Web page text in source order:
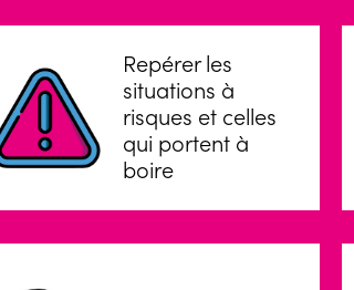
Repérer les
situations à
risques et celles
qui portent à
boire